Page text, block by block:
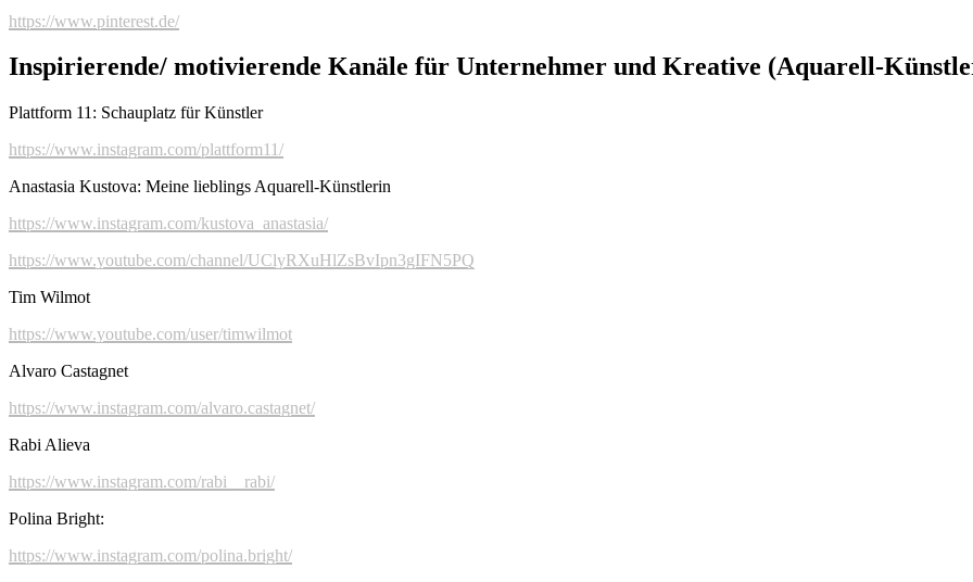
https://www.pinterest.de/
Inspirierende/ motivierende Kanäle für Unternehmer und Kreative (Aquarell-
Plattform 11: Schauplatz für Künstler
https://www.instagram.com/plattform11/
Anastasia Kustova: Meine lieblings Aquarell-Künstlerin
https://www.instagram.com/kustova_anastasia/
https://www.youtube.com/channel/UClyRXuHlZsBvIpn3gIFN5PQ
Tim Wilmot
https://www.youtube.com/user/timwilmot
Alvaro Castagnet
https://www.instagram.com/alvaro.castagnet/
Rabi Alieva
https://www.instagram.com/rabi__rabi/
Polina Bright:
https://www.instagram.com/polina.bright/